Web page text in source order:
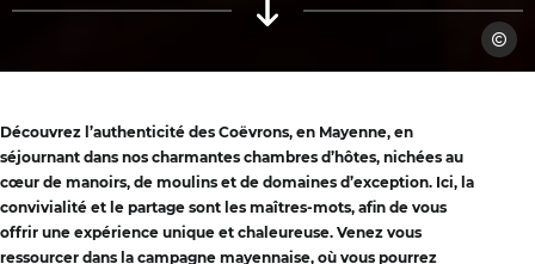
Découvrez l’authenticité des Coëvrons, en Mayenne, en
séjournant dans nos charmantes chambres d’hôtes, nichées au
cœur de manoirs, de moulins et de domaines d’exception. Ici, la
convivialité et le partage sont les maîtres-mots, afin de vous
offrir une expérience unique et chaleureuse. Venez vous
ressourcer dans la campagne mayennaise, où vous pourrez